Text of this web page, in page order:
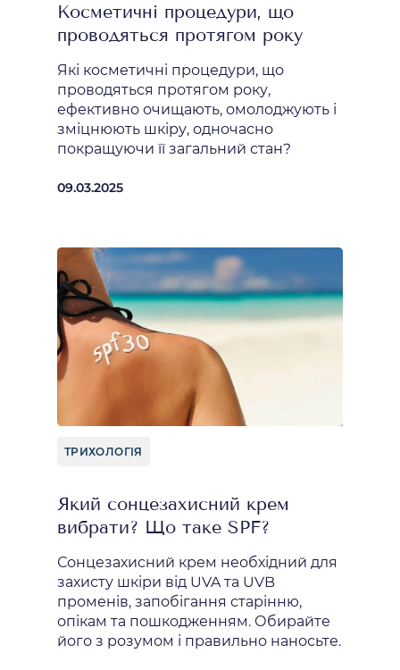
Косметичні процедури, що
проводяться протягом року
Які косметичні процедури, що
проводяться протягом року,
ефективно очищають, омолоджують і
зміцнюють шкіру, одночасно
покращуючи її загальний стан?
09.03.2025
ТРИХОЛОГІЯ
Який сонцезахисний крем
вибрати? Що таке SPF?
Сонцезахисний крем необхідний для
захисту шкіри від UVA та UVB
променів, запобігання старінню,
опікам та пошкодженням. Обирайте
його з розумом і правильно наносьте.